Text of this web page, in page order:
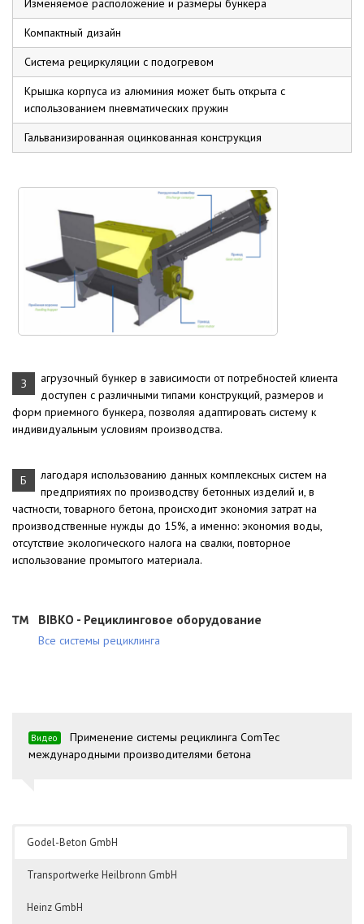
Изменяемое расположение и размеры бункера
Компактный дизайн
Система рециркуляции с подогревом
Крышка корпуса из алюминия может быть открыта с
использованием пневматических пружин
Гальванизированная оцинкованная конструкция
З
агрузочный бункер в зависимости от потребностей клиента
доступен с различными типами конструкций, размеров и
форм приемного бункера, позволяя адаптировать систему к
индивидуальным условиям производства.
Б
лагодаря использованию данных комплексных систем на
предприятиях по производству бетонных изделий и, в
частности, товарного бетона, происходит экономия затрат на
производственные нужды до 15%, а именно: экономия воды,
отсутствие экологического налога на свалки, повторное
использование промытого материала.
BIBKO - Рециклинговое оборудование
Все системы рециклинга
Видео
Применение системы рециклинга ComTec
международными производителями бетона
Godel-Beton GmbH
Transportwerke Heilbronn GmbH
Heinz GmbH